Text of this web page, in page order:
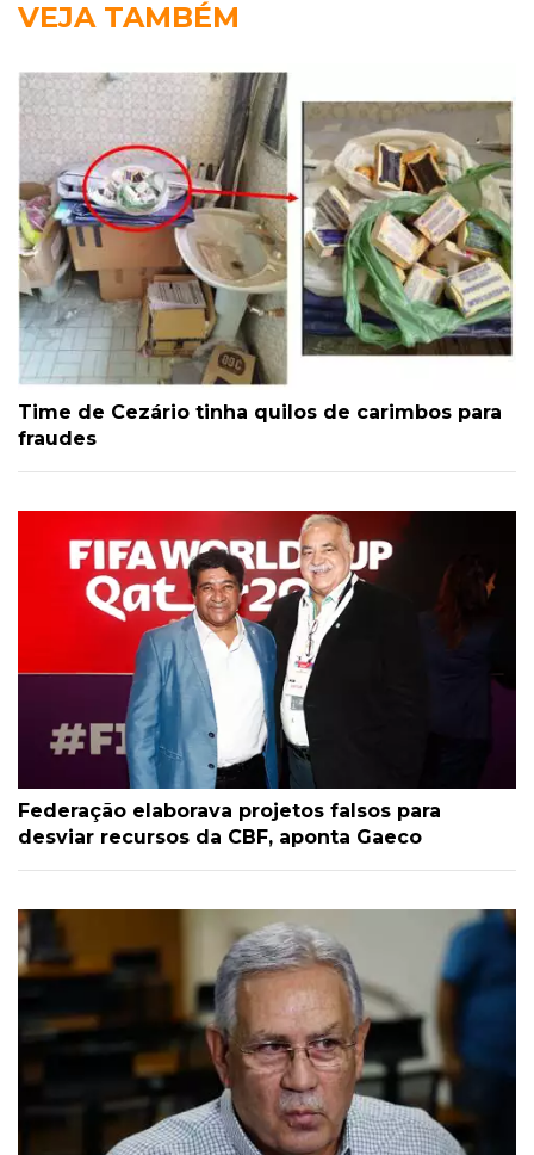
VEJA TAMBÉM
Time de Cezário tinha quilos de carimbos para
fraudes
Federação elaborava projetos falsos para
desviar recursos da CBF, aponta Gaeco